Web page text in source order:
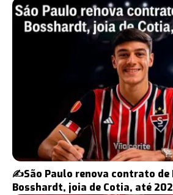
✍️São Paulo renova contrato de
Bosshardt, joia de Cotia, até